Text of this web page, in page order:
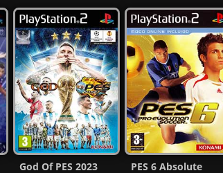
Contraseña:
God Of PES 2023
PES 6 Absolute